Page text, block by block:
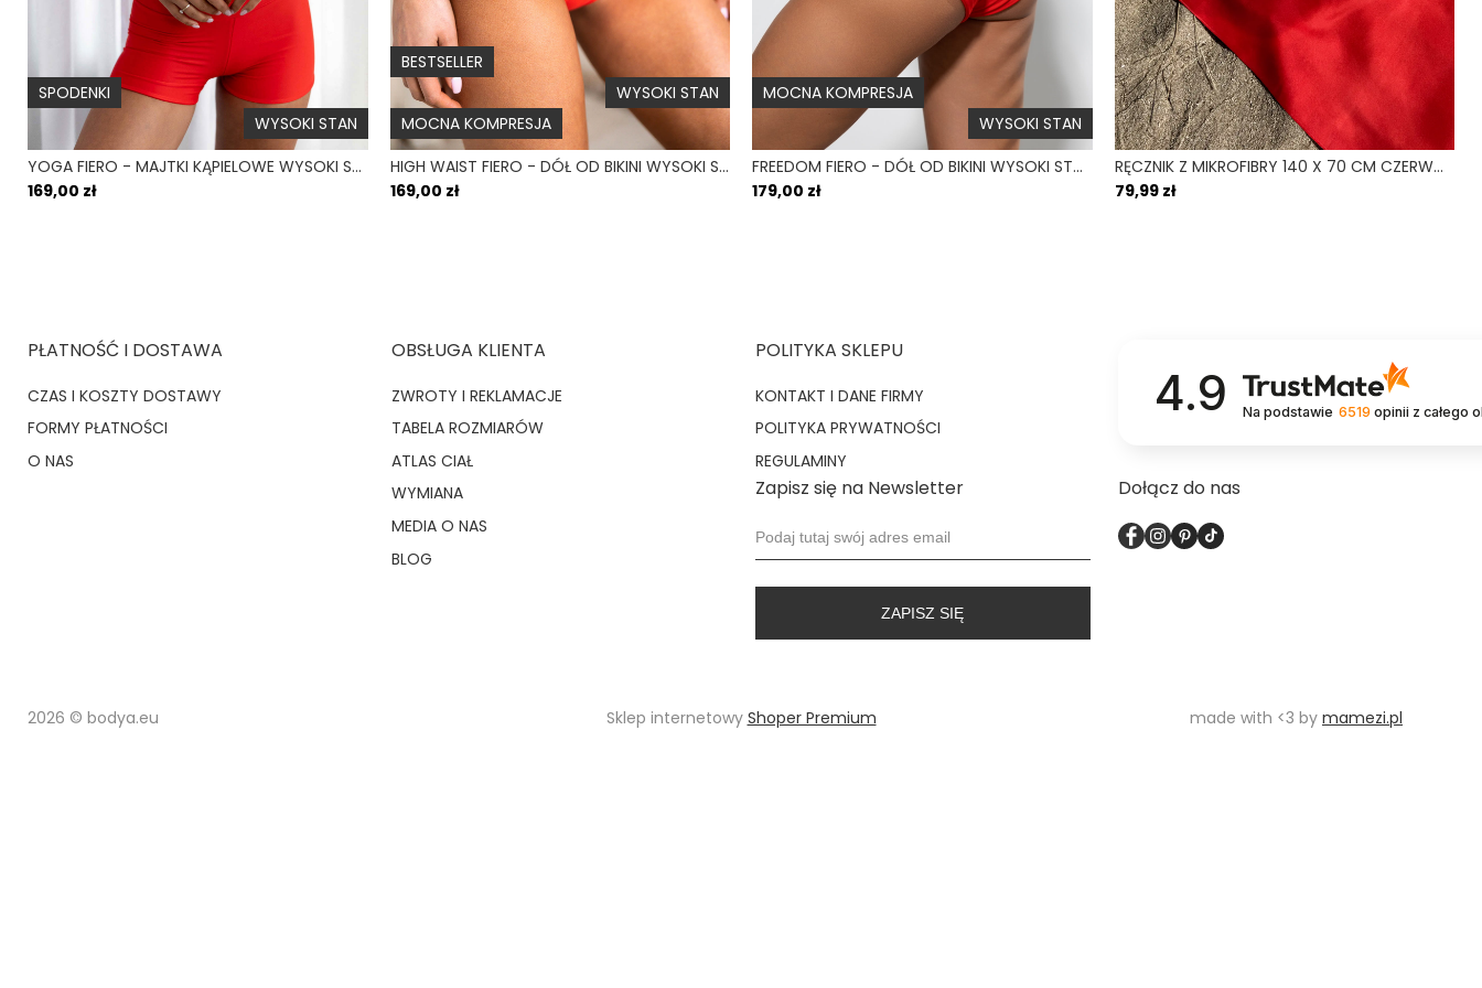
SPODENKI
WYSOKI STAN
YOGA FIERO - MAJTKI KĄPIELOWE WYSOKI STAN SZORTY CZERWONY
169,00 zł
BESTSELLER
WYSOKI STAN
MOCNA KOMPRESJA
HIGH WAIST FIERO - DÓŁ OD BIKINI WYSOKI STAN FIGI CZERWONY
169,00 zł
MOCNA KOMPRESJA
WYSOKI STAN
FREEDOM FIERO - DÓŁ OD BIKINI WYSOKI STAN ZABUDOWANY CZERWONY
179,00 zł
RĘCZNIK Z MIKROFIBRY 140 X 70 CM CZERWONY FIERO
79,99 zł
PŁATNOŚĆ I DOSTAWA
CZAS I KOSZTY DOSTAWY
FORMY PŁATNOŚCI
O NAS
OBSŁUGA KLIENTA
ZWROTY I REKLAMACJE
TABELA ROZMIARÓW
ATLAS CIAŁ
WYMIANA
MEDIA O NAS
BLOG
POLITYKA SKLEPU
KONTAKT I DANE FIRMY
POLITYKA PRYWATNOŚCI
REGULAMINY
Zapisz się na Newsletter
ZAPISZ SIĘ
4.9 Na podstawie 6519 opinii z całego
Dołącz do nas
2026 © bodya.eu Sklep internetowy Shoper Premium made with <3 by mamezi.pl